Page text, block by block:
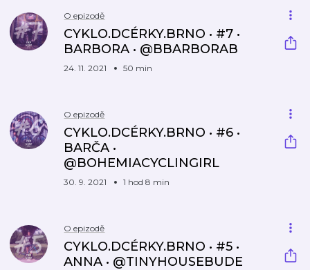
O epizodě
CYKLO.DCÉRKY.BRNO • #7 •
BARBORA • @BBARBORAB
24. 11. 2021 50 min
O epizodě
CYKLO.DCÉRKY.BRNO • #6 •
BARČA •
@BOHEMIACYCLINGIRL
30. 9. 2021 1 hod 8 min
O epizodě
CYKLO.DCÉRKY.BRNO • #5 •
ANNA • @TINYHOUSEBUDE